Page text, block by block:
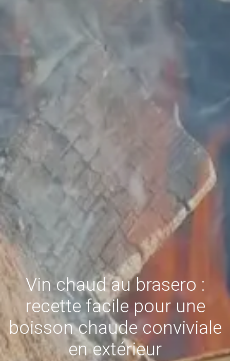
Vin chaud au brasero :
recette facile pour une
boisson chaude conviviale
en extérieur